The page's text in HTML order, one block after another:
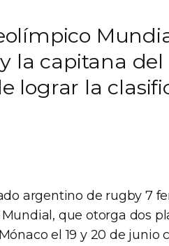
la capitana
lograr la
argentino de rugby 7
que otorga dos
el 19 y 20 de junio